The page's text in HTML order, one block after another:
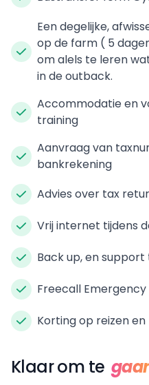
Een degelijke,
op de farm ( 5
om alels te leren
in de outback.
Accommodatie en
training
Aanvraag van
bankrekening
Advies over tax
Vrij internet tijdens
Back up, en
Freecall
Korting op reizen
Klaar om te